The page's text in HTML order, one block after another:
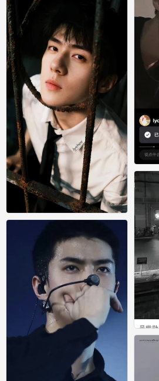
吴世勋
吴世勋
0
吴世勋